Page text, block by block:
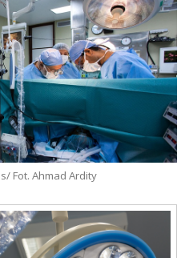
Fot. Ahmad Ardity